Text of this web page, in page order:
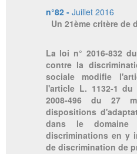
n°82 - Juillet 2016
Un 21ème critère de
La loi n° 2016-832
contre la
sociale modifie
l'article L. 1132-1
2008-496 du 27
dispositions
dans le
discriminations en y
de discrimination de